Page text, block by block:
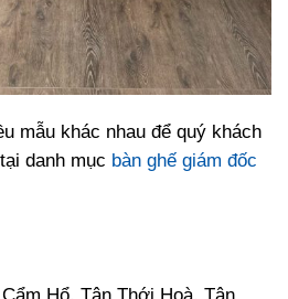
mẫu khác nhau để quý khách
danh mục bàn ghế giám đốc